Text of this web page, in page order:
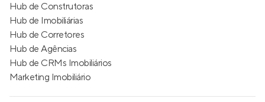
Hub de Construtoras
Hub de Imobiliárias
Hub de Corretores
Hub de Agências
Hub de CRMs Imobiliários
Marketing Imobiliário